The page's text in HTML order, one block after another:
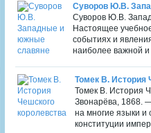
Суворов Ю.В.
Суворов Ю.В.
Настоящее
событиях и
наиболее важной и
Томек В. История
Томек В. История
Звонарёва, 1868.
на многие языки и
конституции